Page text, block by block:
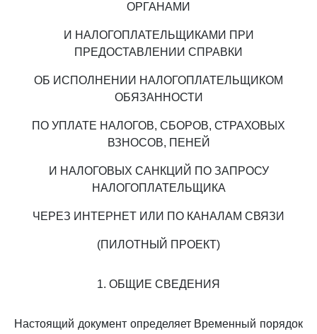
ОРГАНАМИ
И НАЛОГОПЛАТЕЛЬЩИКАМИ ПРИ
ПРЕДОСТАВЛЕНИИ СПРАВКИ
ОБ ИСПОЛНЕНИИ НАЛОГОПЛАТЕЛЬЩИКОМ
ОБЯЗАННОСТИ
ПО УПЛАТЕ НАЛОГОВ, СБОРОВ, СТРАХОВЫХ
ВЗНОСОВ, ПЕНЕЙ
И НАЛОГОВЫХ САНКЦИЙ ПО ЗАПРОСУ
НАЛОГОПЛАТЕЛЬЩИКА
ЧЕРЕЗ ИНТЕРНЕТ ИЛИ ПО КАНАЛАМ СВЯЗИ
(ПИЛОТНЫЙ ПРОЕКТ)
1. ОБЩИЕ СВЕДЕНИЯ
Настоящий документ определяет Временный порядок